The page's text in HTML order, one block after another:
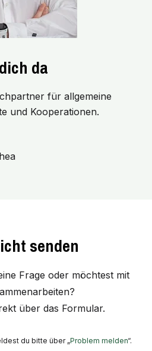
da
für allgemeine
und Kooperationen.
senden
Frage oder möchtest mit
über das Formular.
du bitte über „Problem melden“.